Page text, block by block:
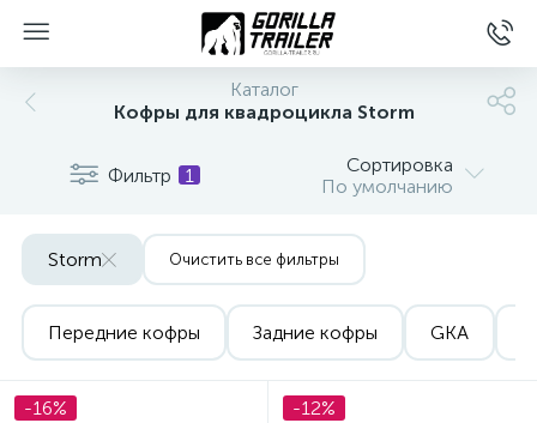
Каталог
Кофры для квадроцикла Storm
Фильтр 1
Сортировка
По умолчанию
Storm Очистить все фильтры
Передние кофры Задние кофры GKA
-16% -12%